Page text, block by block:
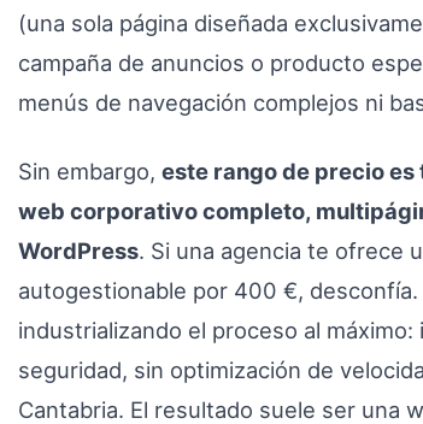
(una sola página diseñada
campaña de anuncios o producto
menús de navegación complejos ni
Sin embargo, este rango de precio
web corporativo completo,
WordPress. Si una agencia te ofrece
autogestionable por 400 €,
industrializando el proceso al
seguridad, sin optimización de
Cantabria. El resultado suele ser una